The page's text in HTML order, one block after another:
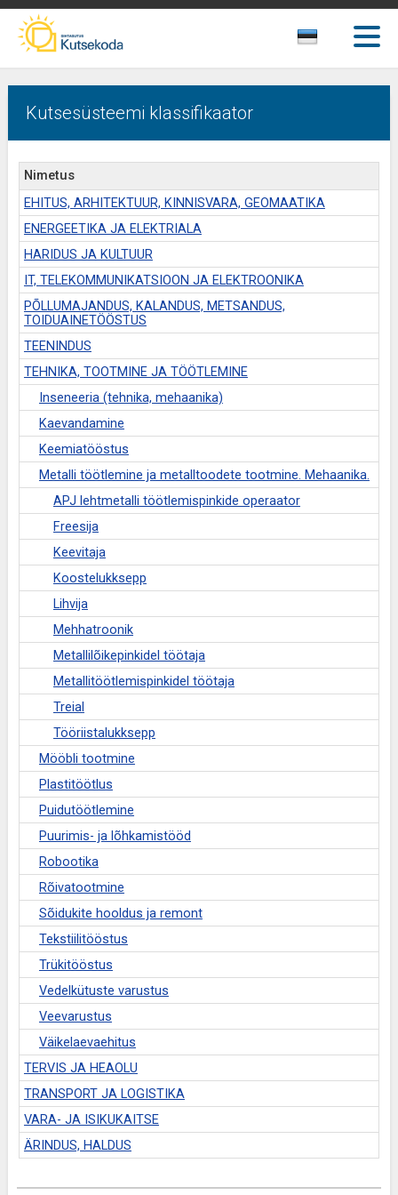
Kutsesüsteemi klassifikaator
Nimetus
EHITUS, ARHITEKTUUR, KINNISVARA, GEOMAATIKA
ENERGEETIKA JA ELEKTRIALA
HARIDUS JA KULTUUR
IT, TELEKOMMUNIKATSIOON JA ELEKTROONIKA
PÕLLUMAJANDUS, KALANDUS, METSANDUS,
TOIDUAINETÖÖSTUS
TEENINDUS
TEHNIKA, TOOTMINE JA TÖÖTLEMINE
Inseneeria (tehnika, mehaanika)
Kaevandamine
Keemiatööstus
Metalli töötlemine ja metalltoodete tootmine. Mehaanika.
APJ lehtmetalli töötlemispinkide operaator
Freesija
Keevitaja
Koostelukksepp
Lihvija
Mehhatroonik
Metallilõikepinkidel töötaja
Metallitöötlemispinkidel töötaja
Treial
Tööriistalukksepp
Mööbli tootmine
Plastitöötlus
Puidutöötlemine
Puurimis- ja lõhkamistööd
Robootika
Rõivatootmine
Sõidukite hooldus ja remont
Tekstiilitööstus
Trükitööstus
Vedelkütuste varustus
Veevarustus
Väikelaevaehitus
TERVIS JA HEAOLU
TRANSPORT JA LOGISTIKA
VARA- JA ISIKUKAITSE
ÄRINDUS, HALDUS